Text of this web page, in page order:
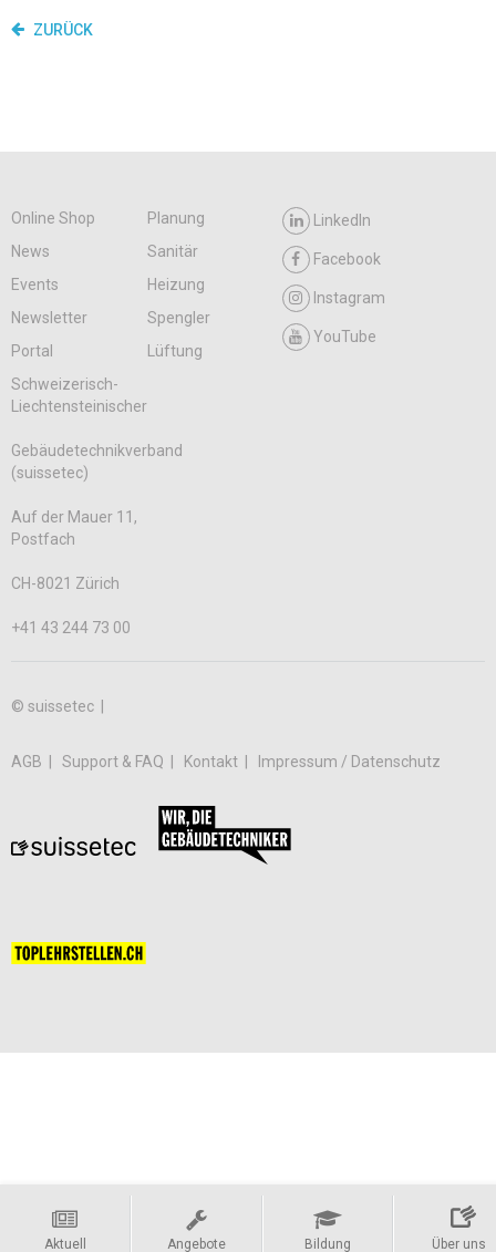
ZURÜCK
Online Shop
Planung
News
Sanitär
Events
Heizung
Newsletter
Spengler
Portal
Lüftung
LinkedIn
Facebook
Instagram
YouTube
Schweizerisch-
Liechtensteinischer
Gebäudetechnikverband
(suissetec)
Auf der Mauer 11,
Postfach
CH-8021 Zürich
+41 43 244 73 00
© suissetec |
AGB Support & FAQ Kontakt Impressum / Datenschutz
Aktuell Angebote Bildung Über uns